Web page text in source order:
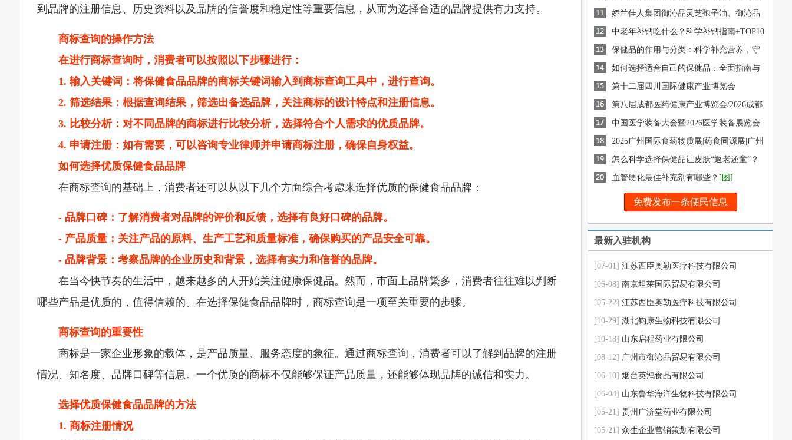
到品牌的注册信息、历史资料以及品牌的信誉度和稳定性等重要信息，从而为选择合适的品牌提供有力支持。
商标查询的操作方法
在进行商标查询时，消费者可以按照以下步骤进行：
1. 输入关键词：将保健食品品牌的商标关键词输入到商标查询工具中，进行查询。
2. 筛选结果：根据查询结果，筛选出备选品牌，关注商标的设计特点和注册信息。
3. 比较分析：对不同品牌的商标进行比较分析，选择符合个人需求的优质品牌。
4. 申请注册：如有需要，可以咨询专业律师并申请商标注册，确保自身权益。
如何选择优质保健食品品牌
在商标查询的基础上，消费者还可以从以下几个方面综合考虑来选择优质的保健食品品牌：
- 品牌口碑：了解消费者对品牌的评价和反馈，选择有良好口碑的品牌。
- 产品质量：关注产品的原料、生产工艺和质量标准，确保购买的产品安全可靠。
- 品牌背景：考察品牌的企业历史和背景，选择有实力和信誉的品牌。
在当今快节奏的生活中，越来越多的人开始关注健康保健品。然而，市面上品牌繁多，消费者往往难以判断
哪些产品是优质的，值得信赖的。在选择保健食品品牌时，商标查询是一项至关重要的步骤。
商标查询的重要性
商标是一家企业形象的载体，是产品质量、服务态度的象征。通过商标查询，消费者可以了解到品牌的注册
情况、知名度、品牌口碑等信息。一个优质的商标不仅能够保证产品质量，还能够体现品牌的诚信和实力。
选择优质保健食品品牌的方法
1. 商标注册情况
破壁灵芝孢子粉火爆招商中[图]
娇兰佳人集团御沁品灵芝孢子油、御沁品
破壁灵芝孢子粉火爆招商中[图]
中老年补钙吃什么？科学补钙指南+TOP10
钙源推荐[图]
保健品的作用与分类：科学补充营养，守
护健康[图]
如何选择适合自己的保健品：全面指南与
建议 [图]
第十二届四川国际健康产业博览会
第八届成都医药健康产业博览会/2026成都
药交会中国医学装备大会暨2026医学装备展览会
2025广州国际食药物质展|药食同源展|广州
健康展|12月盛
怎么科学选择保健品让皮肤“返老还童”？
[图] 血管硬化最佳补充剂有哪些？ [图]
免费发布一条便民信息
最新入驻机构
[07-01] 江苏西臣奥勒医疗科技有限公司
[06-08] 南京坦莱国际贸易有限公司
[05-22] 江苏西臣奥勒医疗科技有限公司
[10-29] 湖北钧康生物科技有限公司
[10-18] 山东启程药业有限公司
[08-12] 广州市御沁品贸易有限公司
[06-10] 烟台英鸿食品有限公司
[06-04] 山东鲁华海洋生物科技有限公司
[05-21] 贵州广济堂药业有限公司
[05-21] 众生企业营销策划有限公司